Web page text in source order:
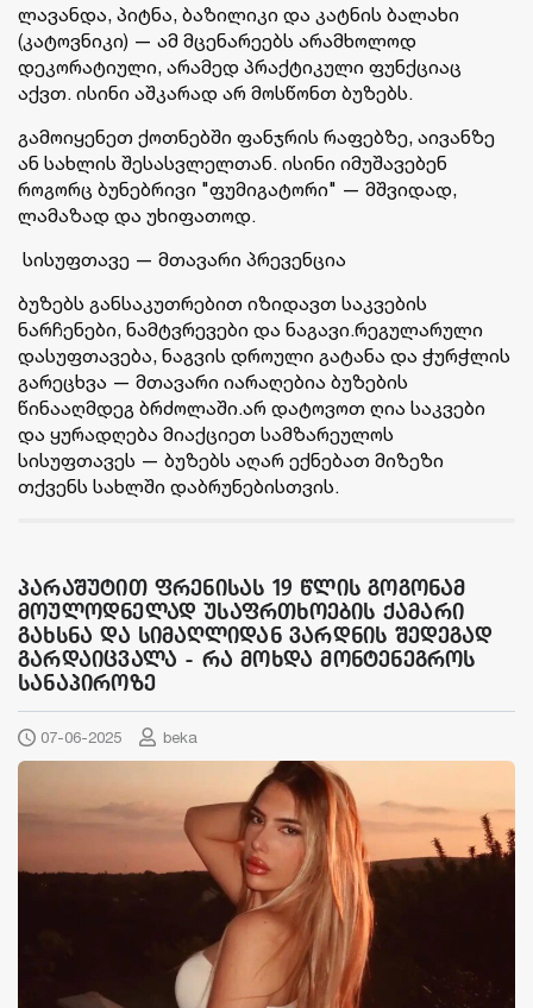
ლავანდა, პიტნა, ბაზილიკი და კატნის ბალახი
(კატოვნიკი) — ამ მცენარეებს არამხოლოდ
დეკორატიული, არამედ პრაქტიკული ფუნქციაც
აქვთ. ისინი აშკარად არ მოსწონთ ბუზებს.
გამოიყენეთ ქოთნებში ფანჯრის რაფებზე, აივანზე
ან სახლის შესასვლელთან. ისინი იმუშავებენ
როგორც ბუნებრივი "ფუმიგატორი" — მშვიდად,
ლამაზად და უხიფათოდ.
სისუფთავე — მთავარი პრევენცია
ბუზებს განსაკუთრებით იზიდავთ საკვების
ნარჩენები, ნამტვრევები და ნაგავი.რეგულარული
დასუფთავება, ნაგვის დროული გატანა და ჭურჭლის
გარეცხვა — მთავარი იარაღებია ბუზების
წინააღმდეგ ბრძოლაში.არ დატოვოთ ღია საკვები
და ყურადღება მიაქციეთ სამზარეულოს
სისუფთავეს — ბუზებს აღარ ექნებათ მიზეზი
თქვენს სახლში დაბრუნებისთვის.
პარაშუტით ფრენისას 19 წლის გოგონამ
მოულოდნელად უსაფრთხოების ქამარი
გახსნა და სიმაღლიდან ვარდნის შედეგად
გარდაიცვალა - რა მოხდა მონტენეგროს
სანაპიროზე
07-06-2025 beka